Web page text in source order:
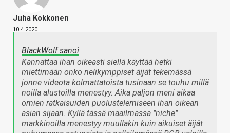
Juha Kokkonen
10.4.2020
BlackWolf sanoi
Kannattaa ihan oikeasti siellä käyttää hetki
miettimään onko nelikymppiset äijät tekemässä
jonne videota kolmattatoista tusinaan se touhu millä
noilla alustoilla menestyy. Aika paljon meni aikaa
omien ratkaisuiden puolustelemiseen ihan oikean
asian sijaan. Kyllä tässä maailmassa "niche"
markkinoilla menestyy muullakin kuin aikuiset äijät